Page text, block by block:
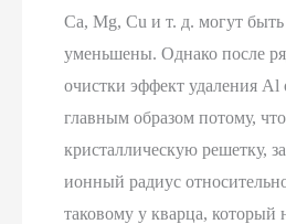
Ca, Mg, Cu и т. д. могут быть
уменьшены. Однако после
очистки эффект удаления Al
главным образом потому,
кристаллическую решетку,
ионный радиус
таковому у кварца, который